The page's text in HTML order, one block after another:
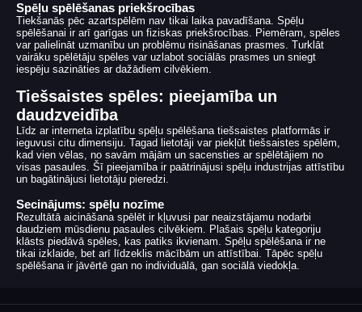
Spēļu spēlēšanas priekšrocības
Tiekšanās pēc azartspēlēm nav tikai laika pavadīšana. Spēļu
spēlēšanai ir arī garīgas un fiziskas priekšrocības. Piemēram, spēles
var palielināt uzmanību un problēmu risināšanas prasmes. Turklāt
vairāku spēlētāju spēles var uzlabot sociālās prasmes un sniegt
iespēju sazināties ar dažādiem cilvēkiem.
Tiešsaistes spēles: pieejamība un
daudzveidība
Līdz ar interneta izplatību spēļu spēlēšana tiešsaistes platformās ir
ieguvusi citu dimensiju. Tagad lietotāji var piekļūt tiešsaistes spēlēm,
kad vien vēlas, no savām mājām un sacensties ar spēlētājiem no
visas pasaules. Šī pieejamība ir paātrinājusi spēļu industrijas attīstību
un bagātinājusi lietotāju pieredzi.
Secinājums: spēļu nozīme
Rezultātā aicināšana spēlēt ir kļuvusi par neaizstājamu nodarbi
daudziem mūsdienu pasaules cilvēkiem. Plašais spēļu kategoriju
klāsts piedāvā spēles, kas patiks ikvienam. Spēļu spēlēšana ir ne
tikai izklaide, bet arī līdzeklis mācībām un attīstībai. Tāpēc spēļu
spēlēšana ir jāvērtē gan no individuālā, gan sociālā viedokļa.